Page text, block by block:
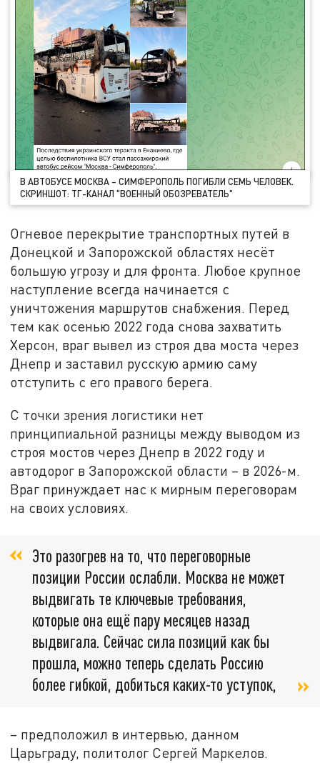
В АВТОБУСЕ МОСКВА – СИМФЕРОПОЛЬ ПОГИБЛИ СЕМЬ ЧЕЛОВЕК.
СКРИНШОТ: ТГ-КАНАЛ "ВОЕННЫЙ ОБОЗРЕВАТЕЛЬ"
Огневое перекрытие транспортных путей в
Донецкой и Запорожской областях несёт
большую угрозу и для фронта. Любое крупное
наступление всегда начинается с
уничтожения маршрутов снабжения. Перед
тем как осенью 2022 года снова захватить
Херсон, враг вывел из строя два моста через
Днепр и заставил русскую армию саму
отступить с его правого берега.
С точки зрения логистики нет
принципиальной разницы между выводом из
строя мостов через Днепр в 2022 году и
автодорог в Запорожской области – в 2026-м.
Враг принуждает нас к мирным переговорам
на своих условиях.
Это разогрев на то, что переговорные
позиции России ослабли. Москва не может
выдвигать те ключевые требования,
которые она ещё пару месяцев назад
выдвигала. Сейчас сила позиций как бы
прошла, можно теперь сделать Россию
более гибкой, добиться каких-то уступок,
– предположил в интервью, данном
Царьграду, политолог Сергей Маркелов.